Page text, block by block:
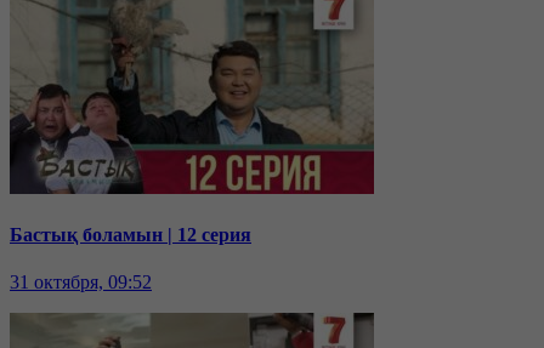
Бастық боламын | 12 серия
31 октября, 09:52